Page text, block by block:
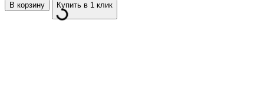
В корзину Купить в 1 клик